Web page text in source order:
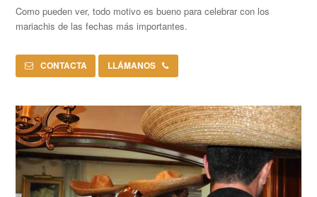
Como pueden ver, todo motivo es bueno para celebrar con los
mariachis de las fechas más importantes.
CONTACTA LLÁMANOS